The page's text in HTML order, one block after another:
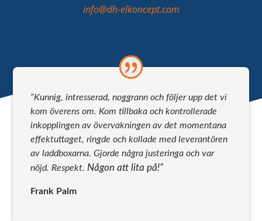
info@dh-elkoncept.com
“Kunnig, intresserad, noggrann och följer upp det vi
kom överens om. Kom tillbaka och kontrollerade
inkopplingen av övervakningen av det momentana
effektuttaget, ringde och kollade med leverantören
av laddboxarna. Gjorde några justeringa och var
nöjd. Respekt.Någon att lita på!”
Frank Palm